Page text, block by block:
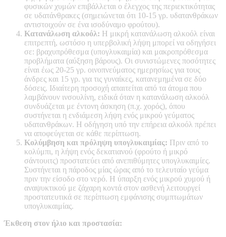
φυσικών χυμών επιβάλλεται ο έλεγχος της περιεκτικότητας
σε υδατάνθρακες (σημειώνεται ότι 10-15 γρ. υδατανθράκων
αντιστοιχούν σε ένα ισοδύναμο φρούτου).
Κατανάλωση αλκοόλ: Η μικρή κατανάλωση αλκοόλ είναι
επιτρεπτή, ωστόσο η υπερβολική λήψη μπορεί να οδηγήσει
σε: βραχυπρόθεσμα (υπογλυκαιμία) και μακροπρόθεσμα
προβλήματα (αύξηση βάρους). Οι συνιστώμενες ποσότητες
είναι έως 20-25 γρ. οινοπνεύματος ημερησίως για τους
άνδρες και 15 γρ. για τις γυναίκες, κατανεμημένα σε δύο
δόσεις. Ιδιαίτερη προσοχή απαιτείται από τα άτομα που
λαμβάνουν ινσουλίνη, ειδικά όταν η κατανάλωση αλκοόλ
συνδυάζεται με έντονη άσκηση (π.χ. χορός), όπου
συστήνεται η ενδιάμεση λήψη ενός μικρού γεύματος
υδατανθράκων. Η οδήγηση υπό την επήρεια αλκοόλ πρέπει
να αποφεύγεται σε κάθε περίπτωση.
Κολύμβηση και πρόληψη υπογλυκαιμίας: Πριν από το
κολύμπι, η λήψη ενός δεκατιανού (φρούτο ή μικρό
σάντουιτς) προστατεύει από ανεπιθύμητες υπογλυκαιμίες.
Συστήνεται η πάροδος μίας ώρας από το τελευταίο γεύμα
πριν την είσοδο στο νερό. Η ύπαρξη ενός μικρού χυμού ή
αναψυκτικού με ζάχαρη κοντά στον ασθενή λειτουργεί
προστατευτικά σε περίπτωση εμφάνισης συμπτωμάτων
υπογλυκαιμίας.
Έκθεση στον ήλιο και προστασία: